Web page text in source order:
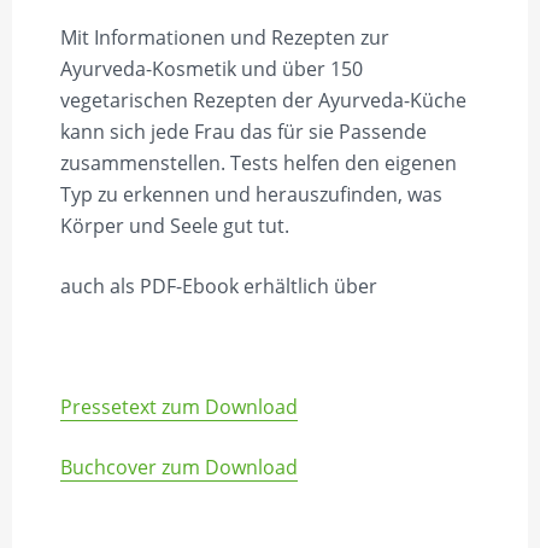
Mit Informationen und Rezepten zur
Ayurveda-Kosmetik und über 150
vegetarischen Rezepten der Ayurveda-Küche
kann sich jede Frau das für sie Passende
zusammenstellen. Tests helfen den eigenen
Typ zu erkennen und herauszufinden, was
Körper und Seele gut tut.
auch als PDF-Ebook erhältlich über
Pressetext zum Download
Buchcover zum Download